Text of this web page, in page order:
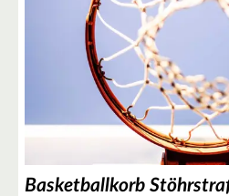
Basketballkorb
2